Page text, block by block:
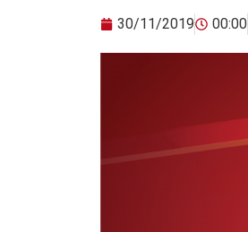
30/11/2019 00:00